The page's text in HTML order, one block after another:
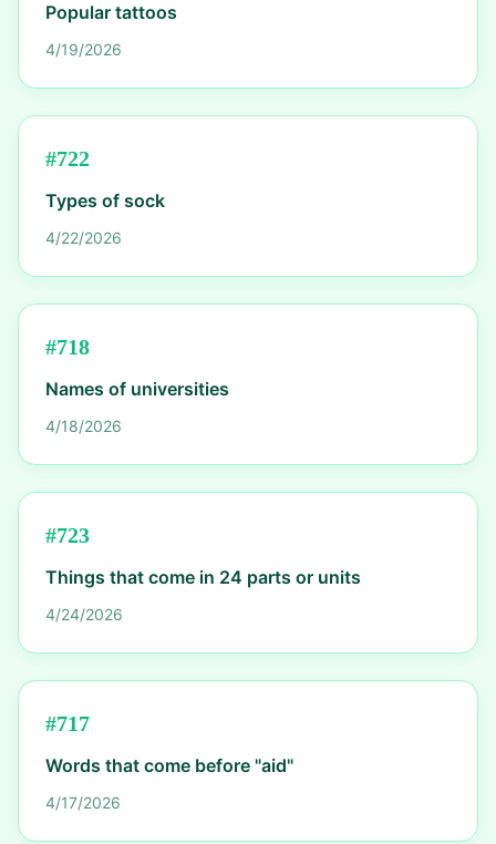
Popular tattoos
4/19/2026
#722
Types of sock
4/22/2026
#718
Names of universities
4/18/2026
#723
Things that come in 24 parts or units
4/24/2026
#717
Words that come before "aid"
4/17/2026